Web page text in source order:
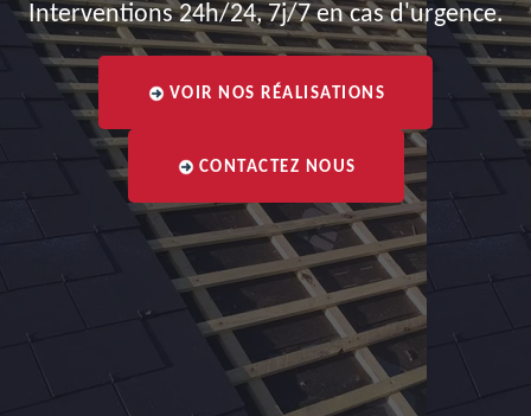
Interventions 24h/24, 7j/7 en cas d'urgence.
VOIR NOS RÉALISATIONS
CONTACTEZ NOUS